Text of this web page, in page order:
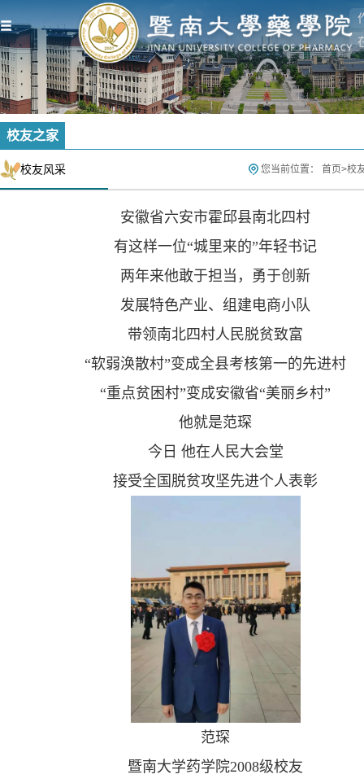
校友之家
校友风采 您当前位置： 首页>校
安徽省六安市霍邱县南北四村
有这样一位“城里来的”年轻书记
两年来他敢于担当，勇于创新
发展特色产业、组建电商小队
带领南北四村人民脱贫致富
“软弱涣散村”变成全县考核第一的先进村
“重点贫困村”变成安徽省“美丽乡村”
他就是范琛
今日 他在人民大会堂
接受全国脱贫攻坚先进个人表彰
范琛
暨南大学药学院2008级校友